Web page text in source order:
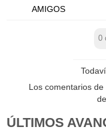
AMIGOS
0
Los comentarios
ÚLTIMOS